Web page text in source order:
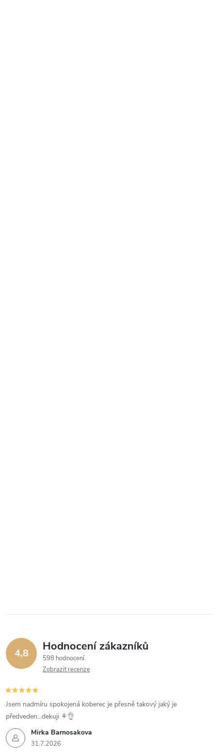
4,8 Hodnocení zákazníků
598 hodnocení
Zobrazit recenze
Mirka Barnosakova
31.7.2026
Jsem nadmíru spokojená koberec je přesně takový jaký je
předveden...dekuji ⚘️👌